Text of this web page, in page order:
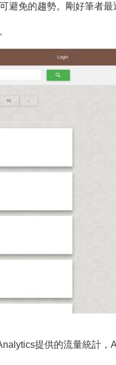
避免的趨勢。剛好筆者
提供的流量統計，